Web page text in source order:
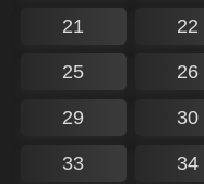
21 22
25 26
29 30
33 34